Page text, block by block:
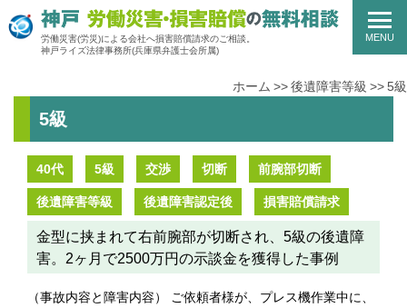
労働災害(労災)による会社へ損害賠償請求のご相談。
神戸ライズ法律事務所(兵庫県弁護士会所属)
MENU
ホーム 後遺障害等級 5級
5級
40代 5級 交渉 切断 前腕部切断
後遺障害等級 後遺障害認定後 損害賠償請求
金型に挟まれて右前腕部が切断され、5級の後遺障
害。2ヶ月で2500万円の示談金を獲得した事例
（事故内容と障害内容） ご依頼者様が、プレス機作業中に、